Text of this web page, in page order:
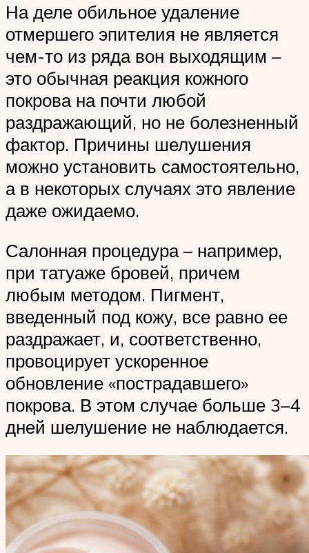
На деле обильное удаление
отмершего эпителия не является
чем-то из ряда вон выходящим –
это обычная реакция кожного
покрова на почти любой
раздражающий, но не болезненный
фактор. Причины шелушения
можно установить самостоятельно,
а в некоторых случаях это явление
даже ожидаемо.
Салонная процедура – например,
при татуаже бровей, причем
любым методом. Пигмент,
введенный под кожу, все равно ее
раздражает, и, соответственно,
провоцирует ускоренное
обновление «пострадавшего»
покрова. В этом случае больше 3–4
дней шелушение не наблюдается.